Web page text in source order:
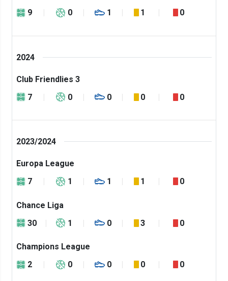
9
0 1 1 0
2024
Club Friendlies 3
7
0 0 0 0
2023/2024
Europa League
7
1 1 1 0
Chance Liga
30
1 0 3 0
Champions League
2
0 0 0 0